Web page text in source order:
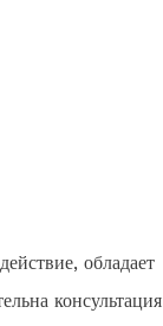
обладает
консультация